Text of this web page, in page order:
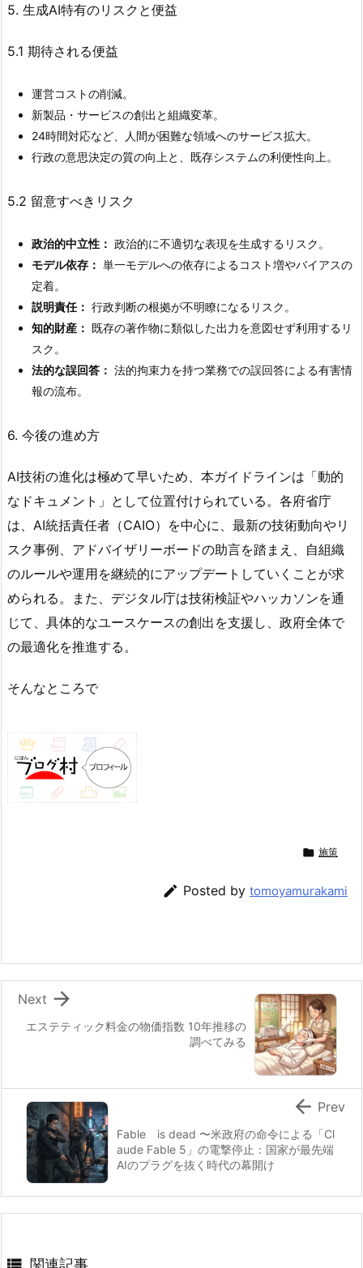
5. 生成AI特有のリスクと便益
5.1 期待される便益
運営コストの削減。
新製品・サービスの創出と組織変革。
24時間対応など、人間が困難な領域へのサービス拡大。
行政の意思決定の質の向上と、既存システムの利便性向上。
5.2 留意すべきリスク
政治的中立性： 政治的に不適切な表現を生成するリスク。
モデル依存： 単一モデルへの依存によるコスト増やバイアスの
定着。
説明責任： 行政判断の根拠が不明瞭になるリスク。
知的財産： 既存の著作物に類似した出力を意図せず利用するリ
スク。
法的な誤回答： 法的拘束力を持つ業務での誤回答による有害情
報の流布。
6. 今後の進め方
AI技術の進化は極めて早いため、本ガイドラインは「動的
なドキュメント」として位置付けられている。各府省庁
は、AI統括責任者（CAIO）を中心に、最新の技術動向やリ
スク事例、アドバイザリーボードの助言を踏まえ、自組織
のルールや運用を継続的にアップデートしていくことが求
められる。また、デジタル庁は技術検証やハッカソンを通
じて、具体的なユースケースの創出を支援し、政府全体で
の最適化を推進する。
そんなところで
 施策
 Posted by tomoyamurakami
エステティック料金の物価指数 10年推移の
調べてみる

Next
Fable is dead 〜米政府の命令による「Cl
aude Fable 5」の電撃停止：国家が最先端
AIのプラグを抜く時代の幕開け
 Prev
関連記事